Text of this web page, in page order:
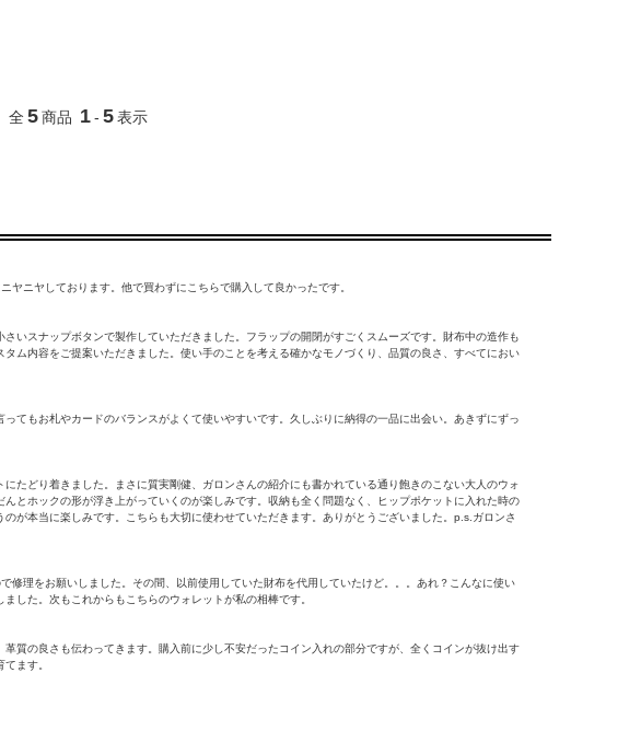
全5商品 1- 5表示
ニヤしております。他で買わずにこちらで購入して良かったです。
いスナップボタンで製作していただきました。フラップの開閉がすごくスムーズです。財布中の造作も
ム内容をご提案いただきました。使い手のことを考える確かなモノづくり、品質の良さ、すべてにおい
てもお札やカードのバランスがよくて使いやすいです。久しぶりに納得の一品に出会い。あきずにずっ
たどり着きました。まさに質実剛健、ガロンさんの紹介にも書かれている通り飽きのこない大人のウォ
とホックの形が浮き上がっていくのが楽しみです。収納も全く問題なく、ヒップポケットに入れた時の
が本当に楽しみです。こちらも大切に使わせていただきます。ありがとうございました。p.s.ガロンさ
修理をお願いしました。その間、以前使用していた財布を代用していたけど。。。あれ？こんなに使い
した。次もこれからもこちらのウォレットが私の相棒です。
質の良さも伝わってきます。購入前に少し不安だったコイン入れの部分ですが、全くコインが抜け出す
ます。